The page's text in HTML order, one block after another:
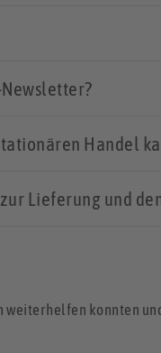
Handel
Lieferung und
konnten